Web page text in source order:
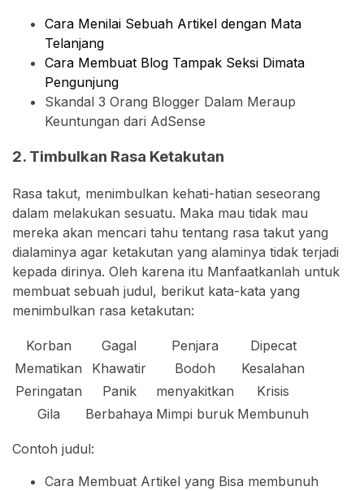
Cara Menilai Sebuah Artikel dengan Mata
Telanjang
Cara Membuat Blog Tampak Seksi Dimata
Pengunjung
Skandal 3 Orang Blogger Dalam Meraup
Keuntungan dari AdSense
2. Timbulkan Rasa Ketakutan
Rasa takut, menimbulkan kehati-hatian seseorang
dalam melakukan sesuatu. Maka mau tidak mau
mereka akan mencari tahu tentang rasa takut yang
dialaminya agar ketakutan yang alaminya tidak terjadi
kepada dirinya. Oleh karena itu Manfaatkanlah untuk
membuat sebuah judul, berikut kata-kata yang
menimbulkan rasa ketakutan:
Korban Gagal Penjara
Dipecat
Mematikan
Khawatir Bodoh
Kesalahan
Peringatan
Panik menyakitkan
Krisis
Gila
Berbahaya Mimpi buruk Membunuh
Contoh judul:
Cara Membuat Artikel yang Bisa membunuh